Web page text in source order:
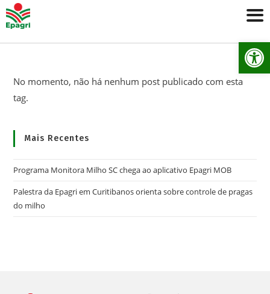
No momento, não há nenhum post publicado com esta
tag.
Mais Recentes
Programa Monitora Milho SC chega ao aplicativo Epagri MOB
Palestra da Epagri em Curitibanos orienta sobre controle de pragas
do milho